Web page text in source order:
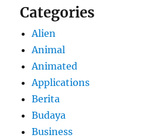
Categories
Alien
Animal
Animated
Applications
Berita
Budaya
Business